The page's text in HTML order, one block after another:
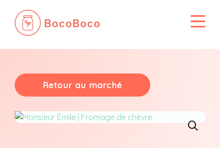
contenu
Retour au marché